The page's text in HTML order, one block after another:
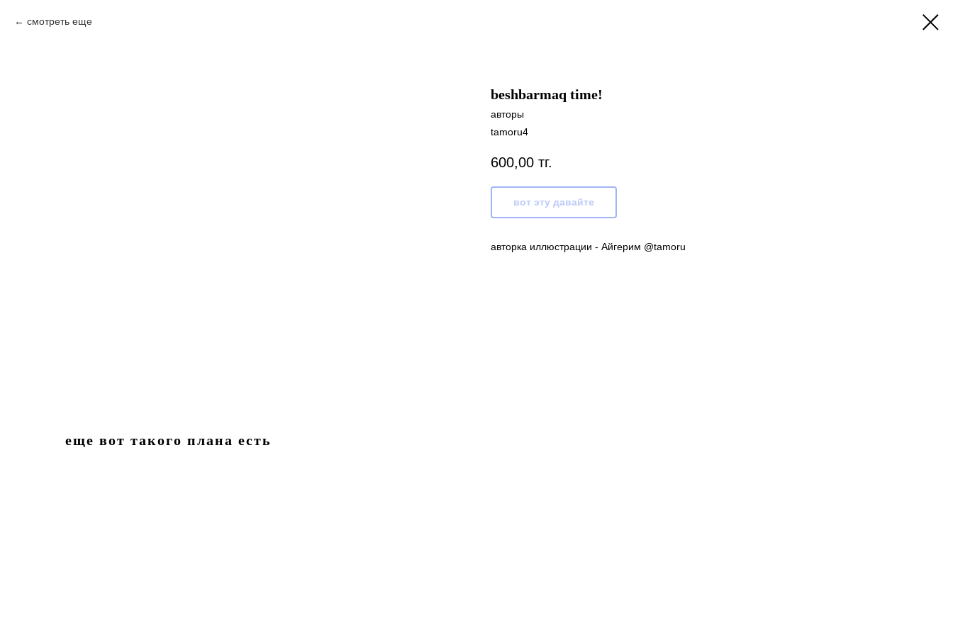
смотреть еще
beshbarmaq time!
авторы
tamoru4
600,00 тг.
вот эту давайте
авторка иллюстрации - Айгерим @tamoru
еще вот такого плана есть